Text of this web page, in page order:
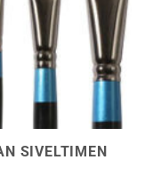
SIVELTIMEN